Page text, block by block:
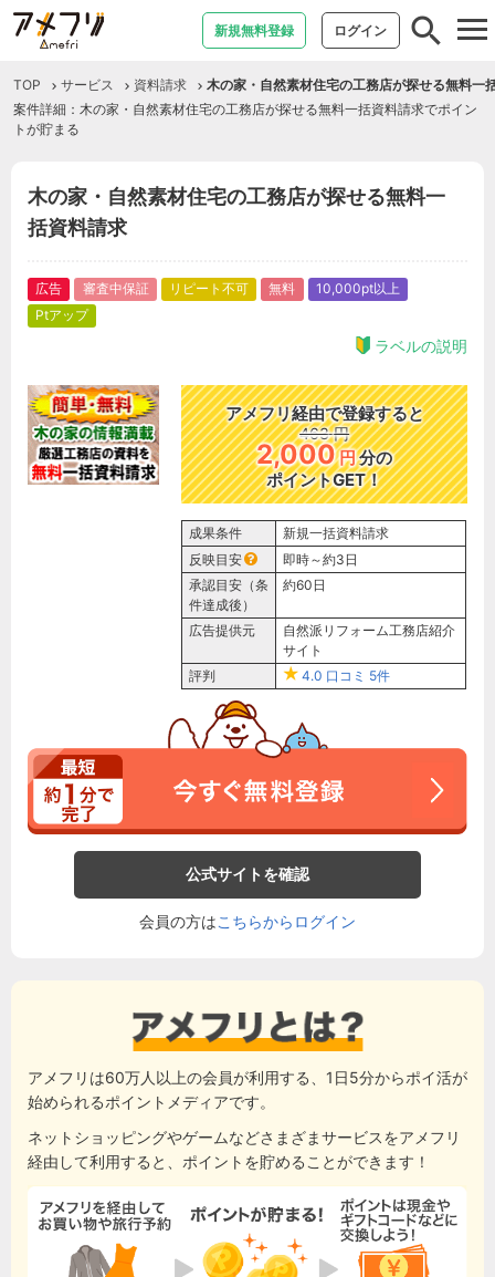
新規無料登録 ログイン
TOP サービス 資料請求
木の家・自然素材住宅の工務店が探せる無料一
案件詳細：木の家・自然素材住宅の工務店が探せる無料一括資料請求でポイン
トが貯まる
木の家・自然素材住宅の工務店が探せる無料一
括資料請求
広告 審査中保証 リピート不可 無料
10,000pt以上
Ptアップ
ラベルの説明
アメフリ経由で登録すると
463 円
2,000円分の
ポイントGET！
成果条件
新規一括資料請求
反映目安
即時～約3日
承認目安（条
件達成後）
約60日
広告提供元
自然派リフォーム工務店紹介
サイト
評判
4.0 口コミ 5件
公式サイトを確認
会員の方はこちらからログイン
アメフリは60万人以上の会員が利用する、1日5分からポイ活が
始められるポイントメディアです。
ネットショッピングやゲームなどさまざまサービスをアメフリ
経由して利用すると、ポイントを貯めることができます！